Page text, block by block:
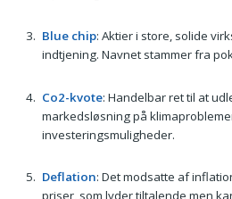
Blue chip: Aktier i store, solide
indtjening. Navnet stammer fra
Co2-kvote: Handelbar ret til at
markedsløsning på
investeringsmuligheder.
Deflation: Det modsatte af
priser, som lyder tiltalende men